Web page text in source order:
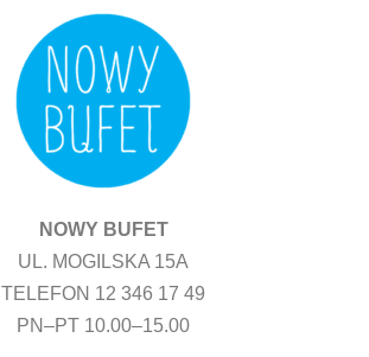
NOWY BUFET
UL. MOGILSKA 15A
TELEFON 12 346 17 49
PN–PT 10.00–15.00